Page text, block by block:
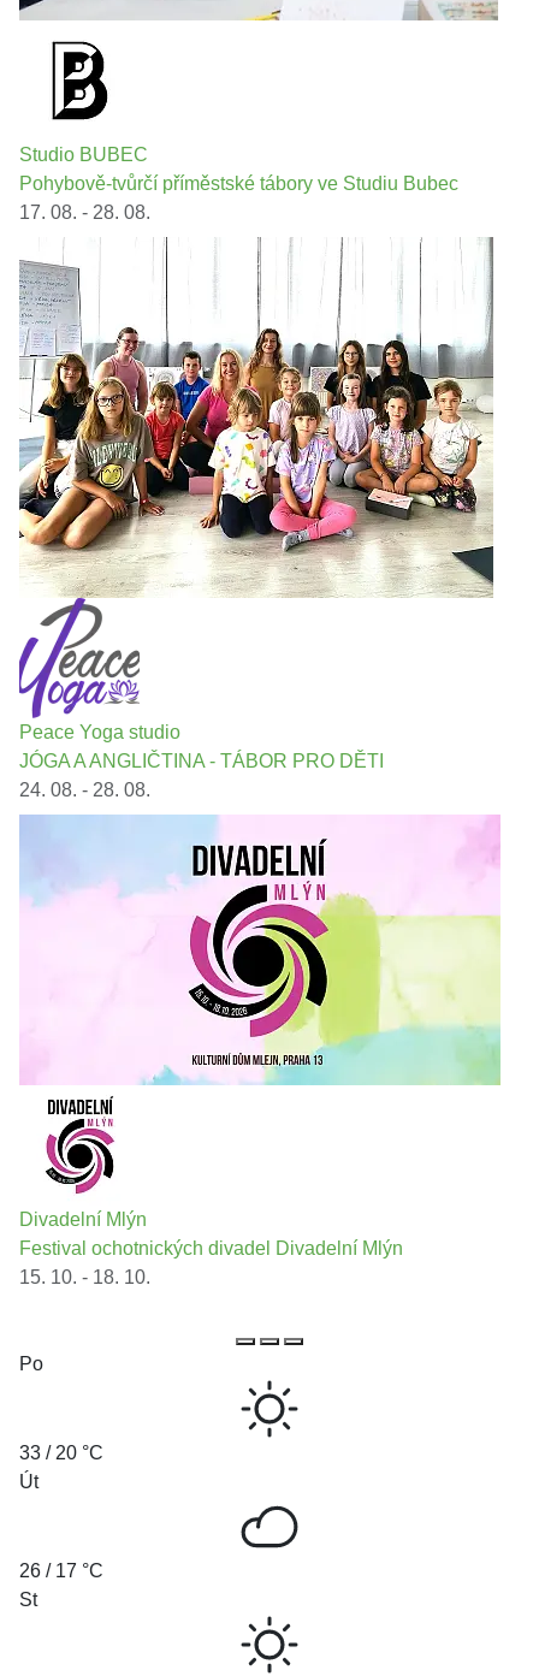
Studio BUBEC
Pohybově-tvůrčí příměstské tábory ve Studiu Bubec
17. 08. - 28. 08.
Peace Yoga studio
JÓGA A ANGLIČTINA - TÁBOR PRO DĚTI
24. 08. - 28. 08.
Divadelní Mlýn
Festival ochotnických divadel Divadelní Mlýn
15. 10. - 18. 10.
Po
33 / 20 °C
Út
26 / 17 °C
St